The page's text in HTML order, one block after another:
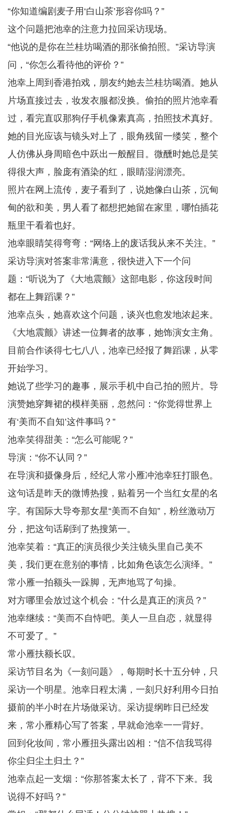
“你知道编剧麦子用‘白山茶’形容你吗？”
这个问题把池幸的注意力拉回采访现场。
“他说的是你在兰桂坊喝酒的那张偷拍照。”采访导演
问，“你怎么看待他的评价？”
池幸上周到香港拍戏，朋友约她去兰桂坊喝酒。她从
片场直接过去，妆发衣服都没换。偷拍的照片池幸看
过，看完直叹那狗仔手机像素真高，拍照技术真好。
她的目光应该与镜头对上了，眼角残留一缕笑，整个
人仿佛从身周暗色中跃出一般醒目。微醺时她总是笑
得很大声，脸庞有酒染的红，眼睛湿润漂亮。
照片在网上流传，麦子看到了，说她像白山茶，沉甸
甸的欲和美，男人看了都想把她留在家里，哪怕插花
瓶里干看着也好。
池幸眼睛笑得弯弯：“网络上的废话我从来不关注。”
采访导演对答案非常满意，很快进入下一个问
题：“听说为了《大地震颤》这部电影，你这段时间
都在上舞蹈课？”
池幸点头，她喜欢这个问题，谈兴也愈发地浓起来。
《大地震颤》讲述一位舞者的故事，她饰演女主角。
目前合作谈得七七八八，池幸已经报了舞蹈课，从零
开始学习。
她说了些学习的趣事，展示手机中自己拍的照片。导
演赞她穿舞裙的模样美丽，忽然问：“你觉得世界上
有‘美而不自知’这件事吗？”
池幸笑得甜美：“怎么可能呢？”
导演：“你不认同？”
在导演和摄像身后，经纪人常小雁冲池幸狂打眼色。
这句话是昨天的微博热搜，贴着另一个当红女星的名
字。有国际大导夸那女星“美而不自知”，粉丝激动万
分，把这句话刷到了热搜第一。
池幸笑着：“真正的演员很少关注镜头里自己美不
美，我们更在意别的事情，比如角色该怎么演绎。”
常小雁一拍额头一跺脚，无声地骂了句操。
对方哪里会放过这个机会：“什么是真正的演员？”
池幸继续：“美而不自恃吧。美人一旦自恋，就显得
不可爱了。”
常小雁扶额长叹。
采访节目名为《一刻问题》，每期时长十五分钟，只
采访一个明星。池幸日程太满，一刻只好利用今日拍
摄前的半小时在片场做采访。采访提纲昨日已经发
来，常小雁精心写了答案，早就命池幸一一背好。
回到化妆间，常小雁扭头露出凶相：“信不信我骂得
你尘归尘土归土？”
池幸点起一支烟：“你那答案太长了，背不下来。我
说得不好吗？”